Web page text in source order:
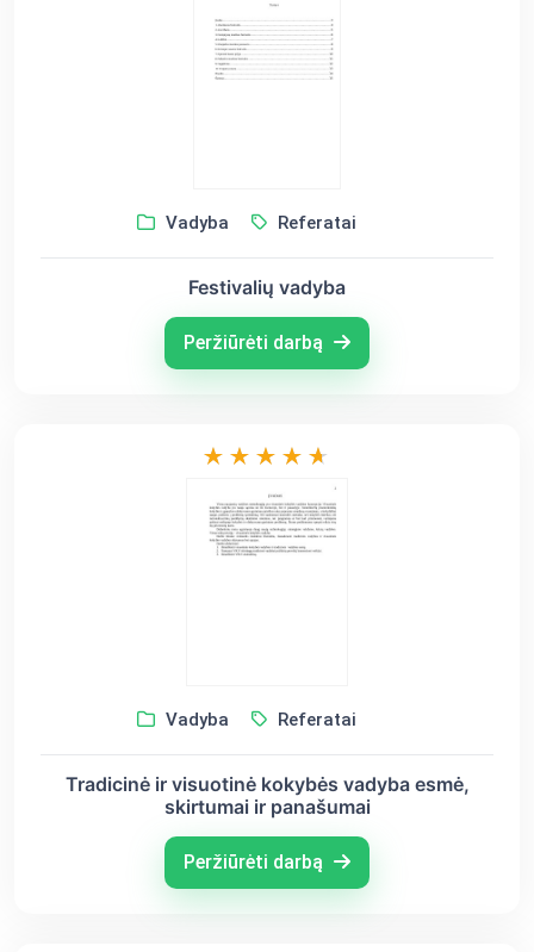
Vadyba Referatai
Festivalių vadyba
Peržiūrėti darbą
Vadyba Referatai
Tradicinė ir visuotinė kokybės vadyba esmė,
skirtumai ir panašumai
Peržiūrėti darbą